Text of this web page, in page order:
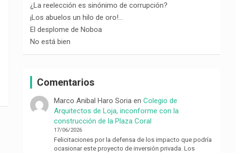
¿La reelección es sinónimo de corrupción?
¡Los abuelos un hilo de oro!…
El desplome de Noboa
No está bien
Comentarios
Marco Anibal Haro Soria enColegio de
Arquitectos de Loja, inconforme con la
construcción de la Plaza Coral
17/06/2026
Felicitaciones por la defensa de los impacto que podría
ocasionar este proyecto de inversión privada. Los